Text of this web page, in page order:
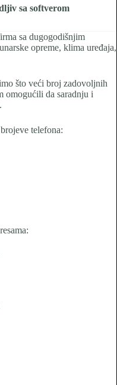
sa softverom
sa dugogodišnjim
opreme, klima uređaja,
što veći broj zadovoljnih
omogućili da saradnju i
telefona: